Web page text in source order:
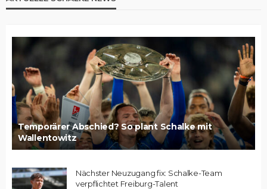
Temporärer Abschied? So plant Schalke mit
Wallentowitz
Nächster Neuzugang fix: Schalke-Team
verpflichtet Freiburg-Talent